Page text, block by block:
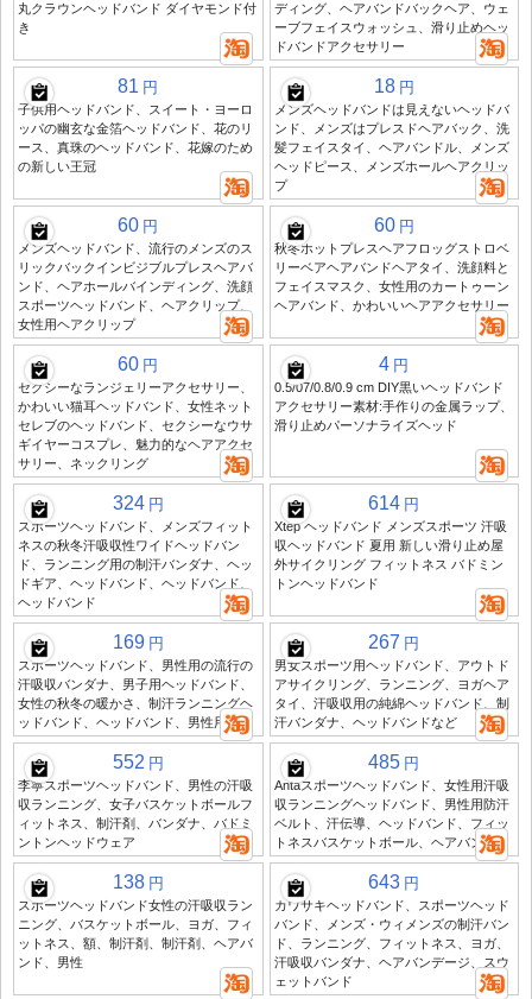
丸クラウンヘッドバンド ダイヤモンド付
き
ディング、ヘアバンドバックヘア、ウェ
ーブフェイスウォッシュ、滑り止めヘッ
ドバンドアクセサリー
81 円
子供用ヘッドバンド、スイート・ヨーロ
ッパの幽玄な金箔ヘッドバンド、花のリ
ース、真珠のヘッドバンド、花嫁のため
の新しい王冠
18 円
メンズヘッドバンドは見えないヘッドバ
ンド、メンズはプレスドヘアバック、洗
髪フェイスタイ、ヘアバンドル、メンズ
ヘッドピース、メンズホールヘアクリッ
プ
60 円
メンズヘッドバンド、流行のメンズのス
リックバックインビジブルプレスヘアバ
ンド、ヘアホールバインディング、洗顔
スポーツヘッドバンド、ヘアクリップ、
女性用ヘアクリップ
60 円
秋冬ホットプレスヘアフロッグストロベ
リーベアヘアバンドヘアタイ、洗顔料と
フェイスマスク、女性用のカートゥーン
ヘアバンド、かわいいヘアアクセサリー
60 円
セクシーなランジェリーアクセサリー、
かわいい猫耳ヘッドバンド、女性ネット
セレブのヘッドバンド、セクシーなウサ
ギイヤーコスプレ、魅力的なヘアアクセ
サリー、ネックリング
4 円
0.5/07/0.8/0.9 cm DIY黒いヘッドバンド
アクセサリー素材:手作りの金属ラップ、
滑り止めパーソナライズヘッド
324 円
スポーツヘッドバンド、メンズフィット
ネスの秋冬汗吸収性ワイドヘッドバン
ド、ランニング用の制汗バンダナ、ヘッ
ドギア、ヘッドバンド、ヘッドバンド、
ヘッドバンド
614 円
Xtep ヘッドバンド メンズスポーツ 汗吸
収ヘッドバンド 夏用 新しい滑り止め屋
外サイクリング フィットネス バドミン
トンヘッドバンド
169 円
スポーツヘッドバンド、男性用の流行の
汗吸収バンダナ、男子用ヘッドバンド、
女性の秋冬の暖かさ、制汗ランニングヘ
ッドバンド、ヘッドバンド、男性用
267 円
男女スポーツ用ヘッドバンド、アウトド
アサイクリング、ランニング、ヨガヘア
タイ、汗吸収用の純綿ヘッドバンド、制
汗バンダナ、ヘッドバンドなど
552 円
李寧スポーツヘッドバンド、男性の汗吸
収ランニング、女子バスケットボールフ
ィットネス、制汗剤、バンダナ、バドミ
ントンヘッドウェア
485 円
Antaスポーツヘッドバンド、女性用汗吸
収ランニングヘッドバンド、男性用防汗
ベルト、汗伝導、ヘッドバンド、フィッ
トネスバスケットボール、ヘアバンダナ
138 円
スポーツヘッドバンド女性の汗吸収ラン
ニング、バスケットボール、ヨガ、フィ
ットネス、額、制汗剤、制汗剤、ヘアバ
ンド、男性
643 円
カワサキヘッドバンド、スポーツヘッド
バンド、メンズ・ウィメンズの制汗バン
ド、ランニング、フィットネス、ヨガ、
汗吸収バンダナ、ヘアバンデージ、スウ
ェットバンド